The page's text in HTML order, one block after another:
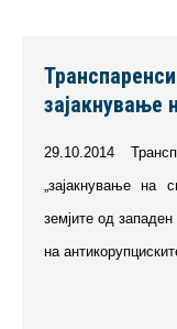
зајакнување
29.10.2014
„зајакнување на
земјите од
на